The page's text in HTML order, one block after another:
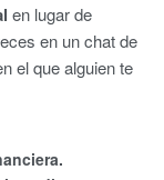
en lugar de
en un chat de
el que alguien te